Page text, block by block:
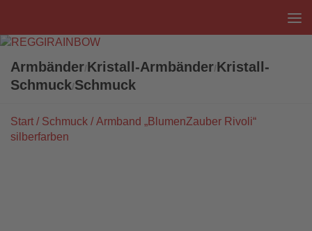
Armbänder/Kristall-Armbänder/Kristall-
Schmuck/Schmuck
Start / Schmuck / Armband „BlumenZauber Rivoli“
silberfarben